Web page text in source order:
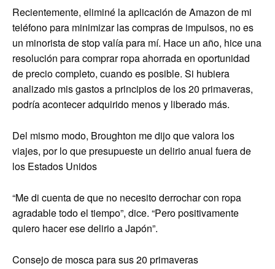
Recientemente, eliminé la aplicación de Amazon de mi
teléfono para minimizar las compras de impulsos, no es
un minorista de stop valía para mí. Hace un año, hice una
resolución para comprar ropa ahorrada en oportunidad
de precio completo, cuando es posible. Si hubiera
analizado mis gastos a principios de los 20 primaveras,
podría acontecer adquirido menos y liberado más.
Del mismo modo, Broughton me dijo que valora los
viajes, por lo que presupueste un delirio anual fuera de
los Estados Unidos
“Me di cuenta de que no necesito derrochar con ropa
agradable todo el tiempo”, dice. “Pero positivamente
quiero hacer ese delirio a Japón”.
Consejo de mosca para sus 20 primaveras